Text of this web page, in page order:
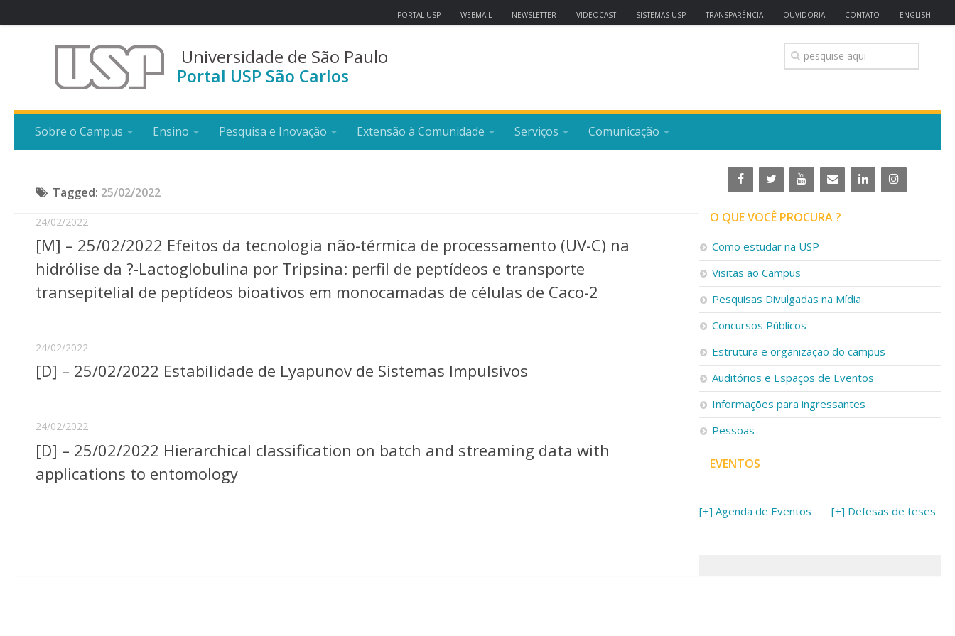
PORTAL USP WEBMAIL NEWSLETTER VIDEOCAST SISTEMAS USP TRANSPARÊNCIA OUVIDORIA CONTATO ENGLISH
Universidade de São Paulo
Portal USP São Carlos
Sobre o Campus Ensino Pesquisa e Inovação Extensão à Comunidade Serviços Comunicação
Tagged: 25/02/2022
24/02/2022
[M] – 25/02/2022 Efeitos da tecnologia não-térmica de processamento (UV-C) na
hidrólise da ?-Lactoglobulina por Tripsina: perfil de peptídeos e transporte
transepitelial de peptídeos bioativos em monocamadas de células de Caco-2
24/02/2022
[D] – 25/02/2022 Estabilidade de Lyapunov de Sistemas Impulsivos
24/02/2022
[D] – 25/02/2022 Hierarchical classification on batch and streaming data with
applications to entomology
O QUE VOCÊ PROCURA ?
Como estudar na USP
Visitas ao Campus
Pesquisas Divulgadas na Mídia
Concursos Públicos
Estrutura e organização do campus
Auditórios e Espaços de Eventos
Informações para ingressantes
Pessoas
EVENTOS
[+] Agenda de Eventos [+] Defesas de teses